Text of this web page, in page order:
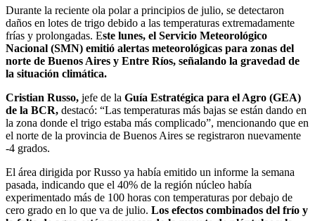
Durante la reciente ola polar a principios de julio, se detectaron
daños en lotes de trigo debido a las temperaturas extremadamente
frías y prolongadas. Este lunes, el Servicio Meteorológico
Nacional (SMN) emitió alertas meteorológicas para zonas del
norte de Buenos Aires y Entre Ríos, señalando la gravedad de
la situación climática.
Cristian Russo, jefe de la Guía Estratégica para el Agro (GEA)
de la BCR, destacó: “Las temperaturas más bajas se están dando en
la zona donde el trigo estaba más complicado”, mencionando que en
el norte de la provincia de Buenos Aires se registraron nuevamente
-4 grados.
El área dirigida por Russo ya había emitido un informe la semana
pasada, indicando que el 40% de la región núcleo había
experimentado más de 100 horas con temperaturas por debajo de
cero grado en lo que va de julio. Los efectos combinados del frío y